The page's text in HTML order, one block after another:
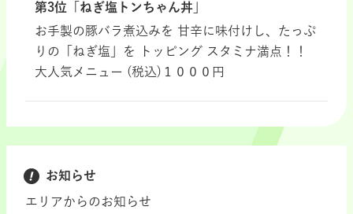
第3位「ねぎ塩トンちゃん丼」
お手製の豚バラ煮込みを 甘辛に味付けし、たっぷ
りの「ねぎ塩」を トッピング スタミナ満点！！
大人気メニュー (税込)１０００円
お知らせ
エリアからのお知らせ